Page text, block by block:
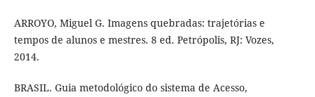
ARROYO, Miguel G. Imagens quebradas: trajetórias e
tempos de alunos e mestres. 8 ed. Petrópolis, RJ: Vozes,
2014.
BRASIL. Guia metodológico do sistema de Acesso,